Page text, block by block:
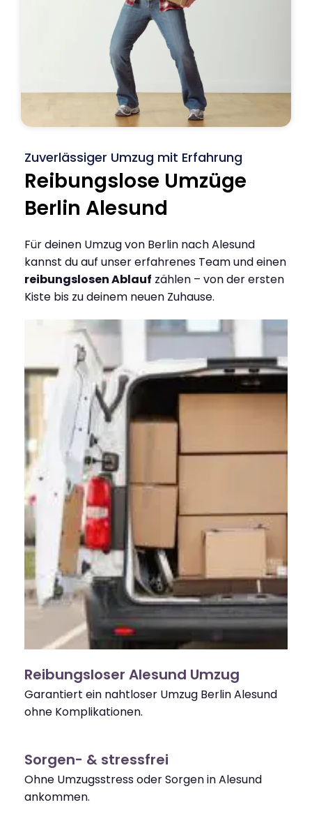
Zuverlässiger Umzug mit Erfahrung
Reibungslose Umzüge
Berlin Alesund
Für deinen Umzug von Berlin nach Alesund
kannst du auf unser erfahrenes Team und einen
reibungslosen Ablauf zählen – von der ersten
Kiste bis zu deinem neuen Zuhause.
Reibungsloser Alesund Umzug
Garantiert ein nahtloser Umzug Berlin Alesund
ohne Komplikationen.
Sorgen- & stressfrei
Ohne Umzugsstress oder Sorgen in Alesund
ankommen.